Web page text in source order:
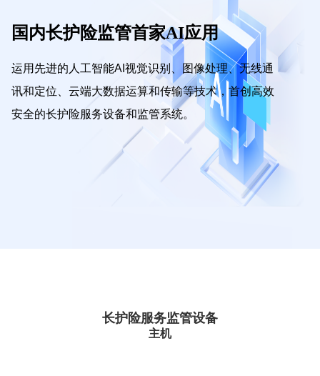
国内长护险监管首家AI应用
运用先进的人工智能AI视觉识别、图像处理、无线通
讯和定位、云端大数据运算和传输等技术，首创高效
安全的长护险服务设备和监管系统。
长护险服务监管设备
主机